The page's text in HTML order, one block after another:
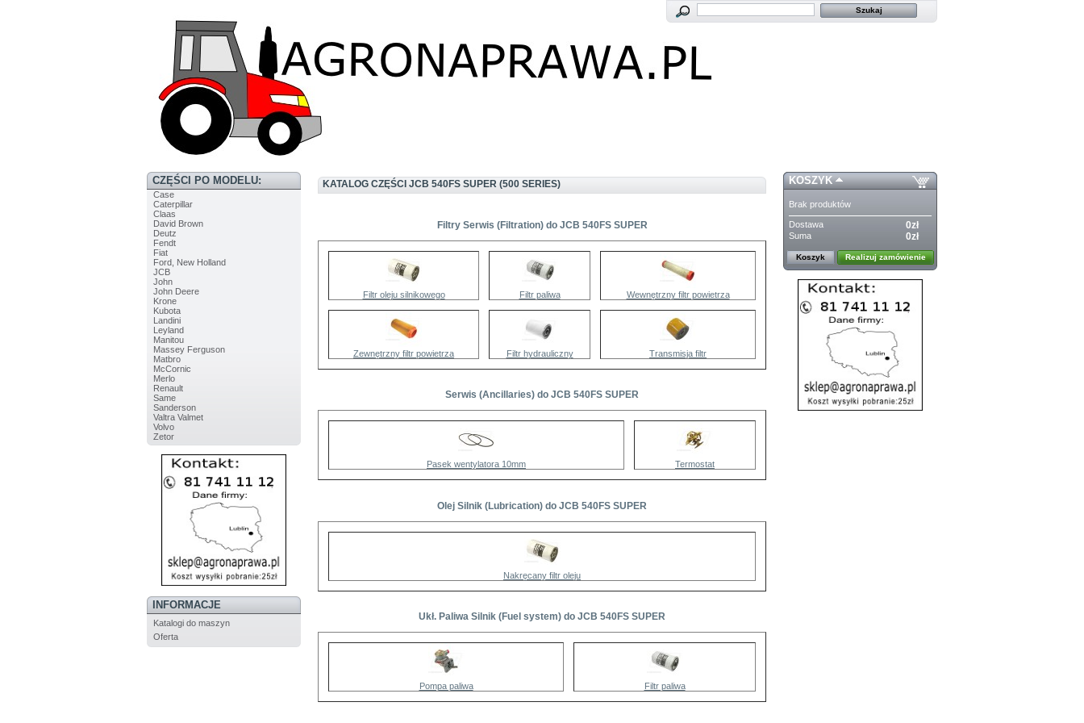
CZĘŚCI PO MODELU:
Case
Caterpillar
Claas
David Brown
Deutz
Fendt
Fiat
Ford, New Holland
JCB
John
John Deere
Krone
Kubota
Landini
Leyland
Manitou
Massey Ferguson
Matbro
McCornic
Merlo
Renault
Same
Sanderson
Valtra Valmet
Volvo
Zetor
INFORMACJE
Katalogi do maszyn
Oferta
KATALOG CZĘŚCI JCB 540FS SUPER (500 SERIES)
Filtry Serwis (Filtration) do JCB 540FS SUPER
Filtr oleju silnikowego Filtr paliwa Wewnętrzny filtr powietrza
Zewnętrzny filtr powietrza Filtr hydrauliczny Transmisja filtr
Serwis (Ancillaries) do JCB 540FS SUPER
Pasek wentylatora 10mm Termostat
Olej Silnik (Lubrication) do JCB 540FS SUPER
Nakręcany filtr oleju
Ukł. Paliwa Silnik (Fuel system) do JCB 540FS SUPER
Pompa paliwa Filtr paliwa
KOSZYK
Brak produktów
Dostawa 0zł
Suma 0zł
Koszyk Realizuj zamówienie